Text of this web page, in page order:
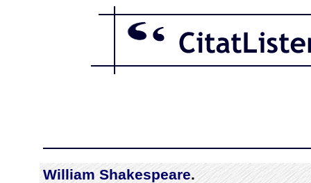
William Shakespeare.